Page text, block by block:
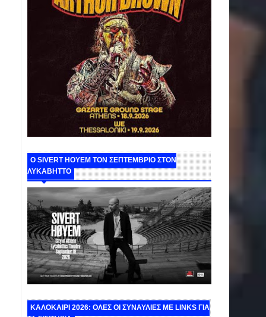
Ο SIVERT HOYEM ΤΟΝ ΣΕΠΤΕΜΒΡΙΟ ΣΤΟΝ
ΛΥΚΑΒΗΤΤΟ
ΚΑΛΟΚΑΙΡΙ 2026: ΟΛΕΣ ΟΙ ΣΥΝΑΥΛΙΕΣ ΜΕ LINKS ΓΙΑ